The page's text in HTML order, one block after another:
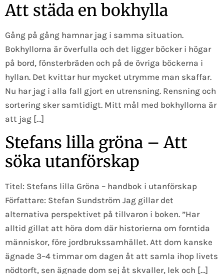
Att städa en bokhylla
Gång på gång hamnar jag i samma situation.
Bokhyllorna är överfulla och det ligger böcker i högar
på bord, fönsterbräden och på de övriga böckerna i
hyllan. Det kvittar hur mycket utrymme man skaffar.
Nu har jag i alla fall gjort en utrensning. Rensning och
sortering sker samtidigt. Mitt mål med bokhyllorna är
att jag […]
Stefans lilla gröna – Att
söka utanförskap
Titel: Stefans lilla Gröna – handbok i utanförskap
Författare: Stefan Sundström Jag gillar det
alternativa perspektivet på tillvaron i boken. ”Har
alltid gillat att höra dom där historierna om forntida
människor, före jordbrukssamhället. Att dom kanske
ägnade 3–4 timmar om dagen åt att samla ihop livets
nödtorft, sen ägnade dom sej åt skvaller, lek och […]